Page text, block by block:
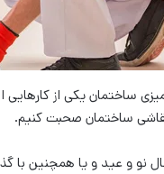
ساختمان یکی از کارهایی
نقاشی ساختمان صحبت کنیم.
نو و عید و یا همچنین با